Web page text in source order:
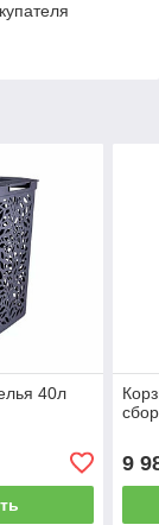
40л
9